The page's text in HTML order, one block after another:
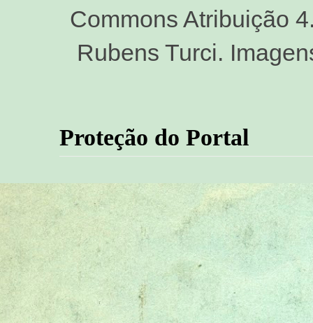
Commons Atribuição
Rubens Turci.
Proteção do Portal